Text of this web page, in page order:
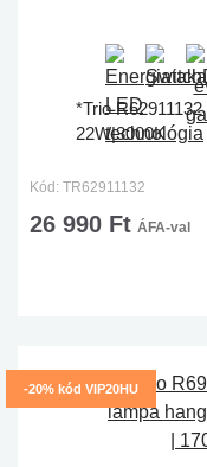
*Trio
22W|3000K
Kód: TR62911132
26 990 Ft ÁFA-val
-20% kód VIP20HU